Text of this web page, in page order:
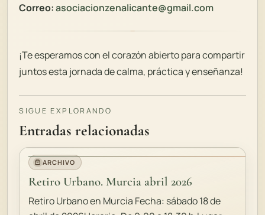
Correo:asociacionzenalicante@gmail.com
¡Te esperamos con el corazón abierto para compartir
juntos esta jornada de calma, práctica y enseñanza!
SIGUE EXPLORANDO
Entradas relacionadas
ARCHIVO
Retiro Urbano. Murcia abril 2026
Retiro Urbano en Murcia Fecha: sábado 18 de